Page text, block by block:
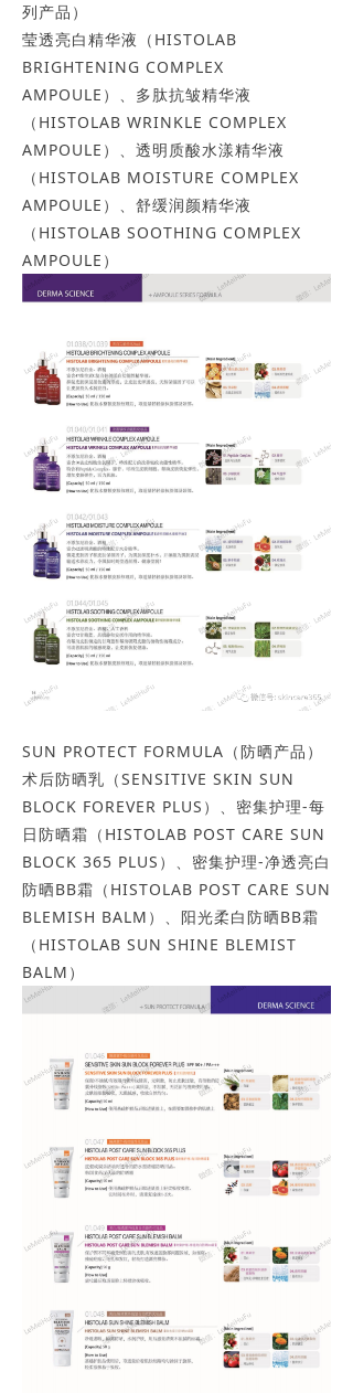
列产品）
莹透亮白精华液（HISTOLAB
BRIGHTENING COMPLEX
AMPOULE）、多肽抗皱精华液
（HISTOLAB WRINKLE COMPLEX
AMPOULE）、透明质酸水漾精华液
（HISTOLAB MOISTURE COMPLEX
AMPOULE）、舒缓润颜精华液
（HISTOLAB SOOTHING COMPLEX
AMPOULE）
SUN PROTECT FORMULA（防晒产品）
术后防晒乳（SENSITIVE SKIN SUN
BLOCK FOREVER PLUS）、密集护理-每
日防晒霜（HISTOLAB POST CARE SUN
BLOCK 365 PLUS）、密集护理-净透亮白
防晒BB霜（HISTOLAB POST CARE SUN
BLEMISH BALM）、阳光柔白防晒BB霜
（HISTOLAB SUN SHINE BLEMIST
BALM）